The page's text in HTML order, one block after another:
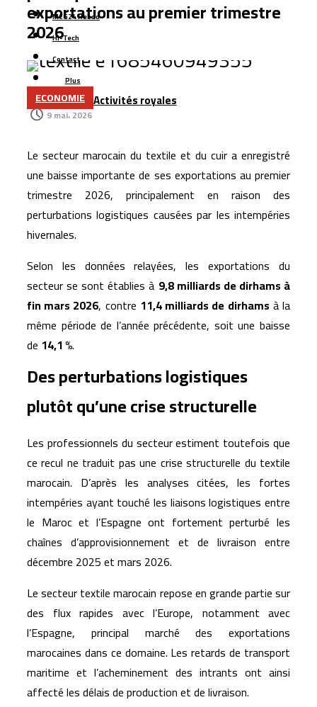
Managem lance une nouvelle branche énergétique et
mise sur le gaz naturel pour accélérer sa croissance
Azimut Holding mise sur le Maroc et les marchés
émergents pour accélérer son expansion internationale
La Bourse de Casablanca lance une nouvelle plateforme
marché
L’aéroport Rabat-Salé enregistre une hausse de 14,8 %
du trafic passagers au premier semestre 2026
La startup marocaine Afdal représentera le Maroc à la
Silicon Valley
MCG24 Hebdo
Hi-Tech
Contact
Plus
Activités royales
exportations au premier trimestre
2026
ECONOMIE
9 mai، 2026
Le secteur marocain du textile et du cuir a enregistré
une baisse importante de ses exportations au premier
trimestre 2026, principalement en raison des
perturbations logistiques causées par les intempéries
hivernales.
Selon les données relayées, les exportations du
secteur se sont établies à 9,8 milliards de dirhams à
fin mars 2026, contre 11,4 milliards de dirhams à la
même période de l’année précédente, soit une baisse
de 14,1 %.
Des perturbations logistiques
plutôt qu’une crise structurelle
Les professionnels du secteur estiment toutefois que
ce recul ne traduit pas une crise structurelle du textile
marocain. D’après les analyses citées, les fortes
intempéries ayant touché les liaisons logistiques entre
le Maroc et l’Espagne ont fortement perturbé les
chaînes d’approvisionnement et de livraison entre
décembre 2025 et mars 2026.
Le secteur textile marocain repose en grande partie sur
des flux rapides avec l’Europe, notamment avec
l’Espagne, principal marché des exportations
marocaines dans ce domaine. Les retards de transport
maritime et l’acheminement des intrants ont ainsi
affecté les délais de production et de livraison.